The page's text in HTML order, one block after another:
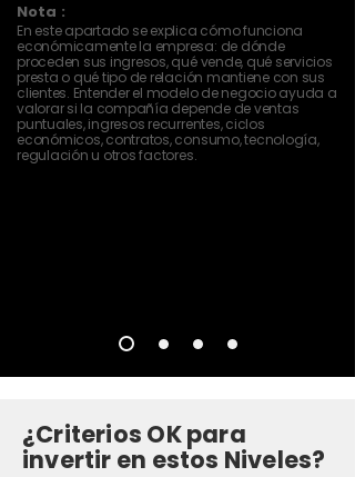
Nota :
En este apartado se explica cómo funciona
económicamente la empresa: de dónde
proceden sus ingresos, qué vende, qué servicios
presta o qué tipo de relación mantiene con sus
clientes. Entender el modelo de negocio ayuda a
valorar si la compañía depende de ventas
puntuales, ingresos recurrentes, ciclos
económicos, contratos, consumo, tecnología,
regulación u otros factores.
¿Criterios OK para
invertir en estos Niveles?